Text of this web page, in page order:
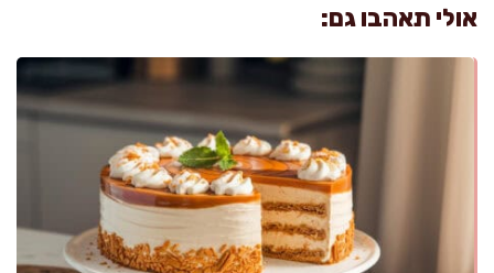
אולי תאהבו גם: